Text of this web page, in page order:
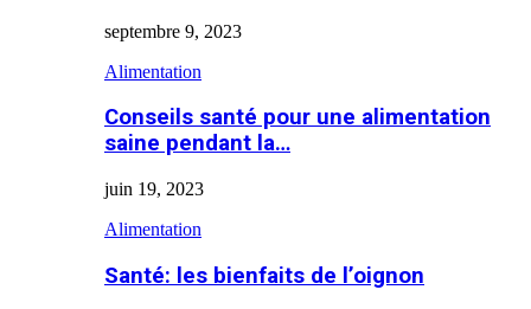
septembre 9, 2023
Alimentation
Conseils santé pour une alimentation
saine pendant la…
juin 19, 2023
Alimentation
Santé: les bienfaits de l’oignon